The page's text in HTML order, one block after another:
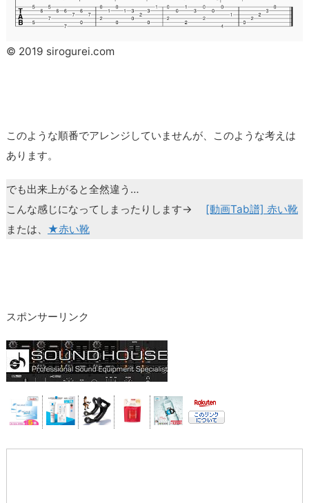
© 2019 sirogurei.com
このような順番でアレンジしていませんが、このような考えは
あります。
でも出来上がると全然違う…
こんな感じになってしまったりします→ [動画Tab譜] 赤い靴
または、 ★赤い靴
スポンサーリンク